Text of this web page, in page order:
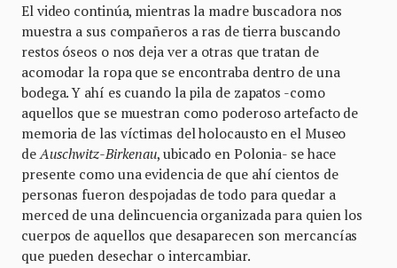
El video continúa, mientras la madre buscadora nos
muestra a sus compañeros a ras de tierra buscando
restos óseos o nos deja ver a otras que tratan de
acomodar la ropa que se encontraba dentro de una
bodega. Y ahí es cuando la pila de zapatos -como
aquellos que se muestran como poderoso artefacto de
memoria de las víctimas del holocausto en el Museo
de Auschwitz-Birkenau, ubicado en Polonia- se hace
presente como una evidencia de que ahí cientos de
personas fueron despojadas de todo para quedar a
merced de una delincuencia organizada para quien los
cuerpos de aquellos que desaparecen son mercancías
que pueden desechar o intercambiar.